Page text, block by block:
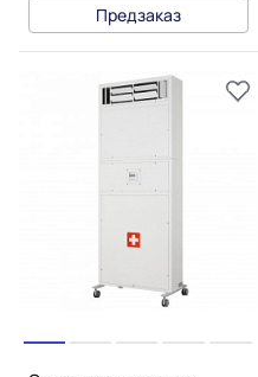
Предзаказ